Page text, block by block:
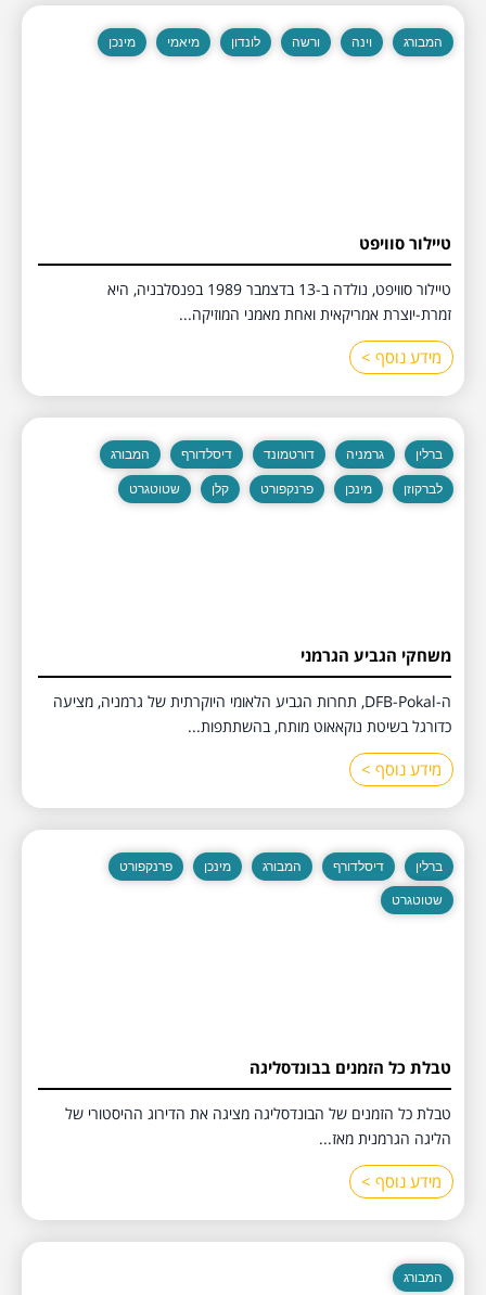
המבורג וינה ורשה לונדון מיאמי מינכן
טיילור סוויפט
טיילור סוויפט, נולדה ב-13 בדצמבר 1989 בפנסלבניה, היא
זמרת-יוצרת אמריקאית ואחת מאמני המוזיקה...
מידע נוסף >
ברלין גרמניה דורטמונד דיסלדורף המבורג
לברקוזן מינכן פרנקפורט קלן שטוטגרט
משחקי הגביע הגרמני
ה-DFB-Pokal, תחרות הגביע הלאומי היוקרתית של גרמניה, מציעה
כדורגל בשיטת נוקאאוט מותח, בהשתתפות...
מידע נוסף >
ברלין דיסלדורף המבורג מינכן פרנקפורט
שטוטגרט
טבלת כל הזמנים בבונדסליגה
טבלת כל הזמנים של הבונדסליגה מציגה את הדירוג ההיסטורי של
הליגה הגרמנית מאז...
מידע נוסף >
המבורג